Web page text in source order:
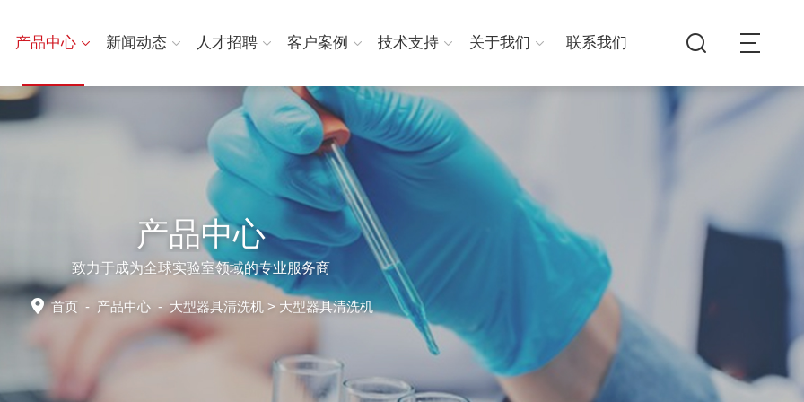
产品中心 新闻动态 人才招聘 客户案例 技术支持 关于我们 联系我们
产品中心
致力于成为全球实验室领域的专业服务商
首页 - 产品中心 - 大型器具清洗机 > 大型器具清洗机